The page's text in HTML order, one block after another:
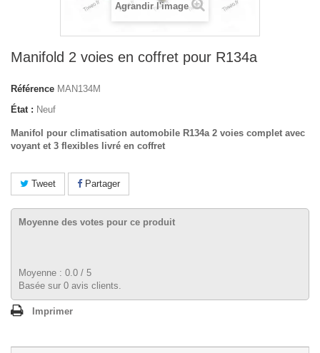
Agrandir l'image
Manifold 2 voies en coffret pour R134a
Référence MAN134M
État : Neuf
Manifol pour climatisation automobile R134a 2 voies complet avec
voyant et 3 flexibles livré en coffret
Tweet Partager
Moyenne des votes pour ce produit
Moyenne : 0.0 / 5
Basée sur 0 avis clients.
Imprimer